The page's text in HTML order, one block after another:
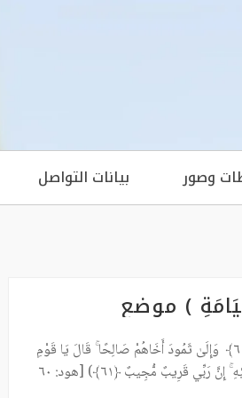
وصور بيانات التواصل
) موضع
أَلَا إِنَّ عَادًا كَفَرُوا رَبَّهُمْ ۗ أَلَا بُعْدًا لِّعَادٍ قَوْمِ هُودٍ ﴿٦٠﴾ وَإِلَىٰ ثَمُودَ أَخَاهُمْ صَالِحًا ۚ قَالَ يَا قَوْمِ
اعْبُدُوا اللَّـهَ مَا لَكُم مِّنْ إِلَـٰهٍ غَيْرُهُ ۖ هُوَ أَنشَأَكُم مِّنَ الْأَرْضِ وَاسْتَعْمَرَكُمْ فِيهَا فَاسْتَغْفِرُوهُ ثُمَّ تُوبُوا إِلَيْهِ ۚ إِنَّ رَبِّي قَرِيبٌ مُّجِيبٌ ﴿٦١﴾) [هود: ٦٠